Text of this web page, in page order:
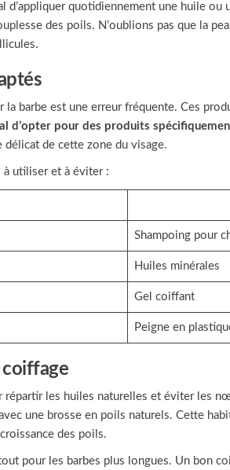
quotidiennement une huile ou
des poils. N’oublions pas que la
la barbe est une erreur fréquente. Ces
d’opter pour des produits
délicat de cette zone du visage.
à utiliser et à éviter :
Shampoing pour
Huiles minérales
Gel coiffant
Peigne en
coiffage
répartir les huiles naturelles et éviter les
une brosse en poils naturels. Cette
des poils.
pour les barbes plus longues. Un bon